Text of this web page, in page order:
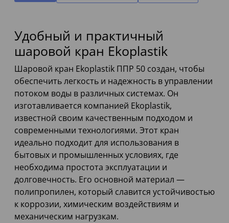
Удобный и практичный
шаровой кран Ekoplastik
Шаровой кран Ekoplastik ППР 50 создан, чтобы
обеспечить легкость и надежность в управлении
потоком воды в различных системах. Он
изготавливается компанией Ekoplastik,
известной своим качественным подходом и
современными технологиями. Этот кран
идеально подходит для использования в
бытовых и промышленных условиях, где
необходима простота эксплуатации и
долговечность. Его основной материал —
полипропилен, который славится устойчивостью
к коррозии, химическим воздействиям и
механическим нагрузкам.